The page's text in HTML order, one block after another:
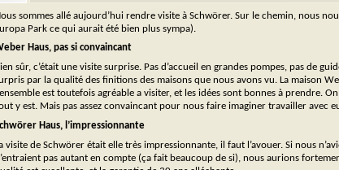
sommes allé aujourd’hui rendre visite à Schwörer. Sur le chemin, nous
Park ce qui aurait été bien plus sympa).
Haus, pas si convaincant
sûr, c’était une visite surprise. Pas d’accueil en grandes pompes, pas de
par la qualité des finitions des maisons que nous avons vu. La maison
est toutefois agréable a visiter, et les idées sont bonnes à prendre.
y est. Mais pas assez convaincant pour nous faire imaginer travailler avec
Haus, l’impressionnante
visite de Schwörer était elle très impressionnante, il faut l’avouer. Si nous
pas autant en compte (ça fait beaucoup de si), nous aurions